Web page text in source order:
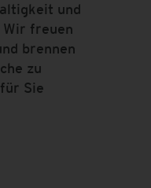
und
freuen
brennen
zu
Sie